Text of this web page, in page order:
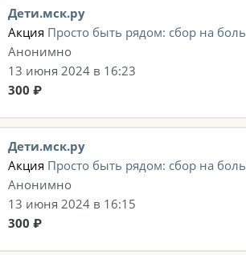
Дети.мск.ру
Акция Просто быть рядом: сбор на
Анонимно
13 июня 2024 в 16:23
300 ₽
Дети.мск.ру
Акция Просто быть рядом: сбор на
Анонимно
13 июня 2024 в 16:15
300 ₽